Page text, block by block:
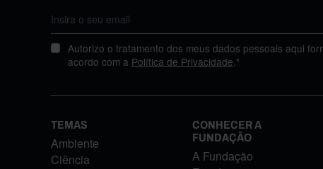
Autorizo o tratamento dos meus dados pessoais aqui
acordo com a Política de Privacidade.*
TEMAS
Ambiente
Ciência
CONHECER A
FUNDAÇÃO
A Fundação